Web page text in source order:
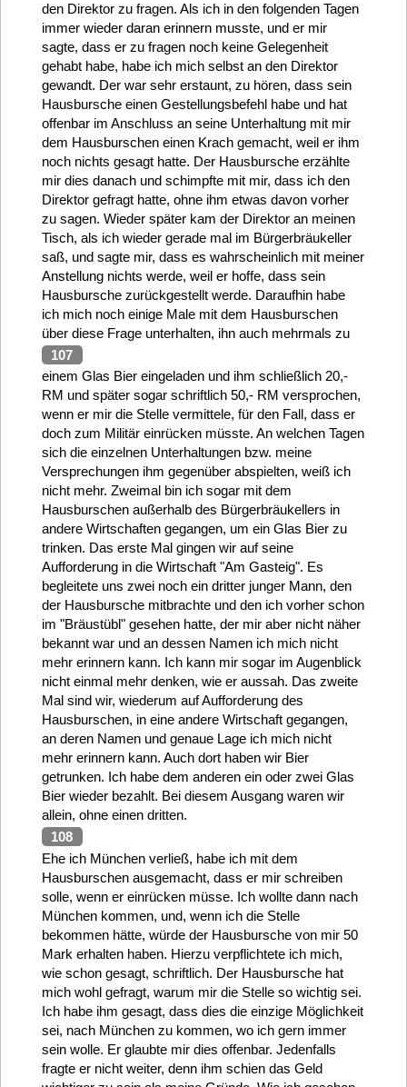
den Direktor zu fragen. Als ich in den folgenden Tagen
immer wieder daran erinnern musste, und er mir
sagte, dass er zu fragen noch keine Gelegenheit
gehabt habe, habe ich mich selbst an den Direktor
gewandt. Der war sehr erstaunt, zu hören, dass sein
Hausbursche einen Gestellungsbefehl habe und hat
offenbar im Anschluss an seine Unterhaltung mit mir
dem Hausburschen einen Krach gemacht, weil er ihm
noch nichts gesagt hatte. Der Hausbursche erzählte
mir dies danach und schimpfte mit mir, dass ich den
Direktor gefragt hatte, ohne ihm etwas davon vorher
zu sagen. Wieder später kam der Direktor an meinen
Tisch, als ich wieder gerade mal im Bürgerbräukeller
saß, und sagte mir, dass es wahrscheinlich mit meiner
Anstellung nichts werde, weil er hoffe, dass sein
Hausbursche zurückgestellt werde. Daraufhin habe
ich mich noch einige Male mit dem Hausburschen
über diese Frage unterhalten, ihn auch mehrmals zu
107
einem Glas Bier eingeladen und ihm schließlich 20,-
RM und später sogar schriftlich 50,- RM versprochen,
wenn er mir die Stelle vermittele, für den Fall, dass er
doch zum Militär einrücken müsste. An welchen Tagen
sich die einzelnen Unterhaltungen bzw. meine
Versprechungen ihm gegenüber abspielten, weiß ich
nicht mehr. Zweimal bin ich sogar mit dem
Hausburschen außerhalb des Bürgerbräukellers in
andere Wirtschaften gegangen, um ein Glas Bier zu
trinken. Das erste Mal gingen wir auf seine
Aufforderung in die Wirtschaft "Am Gasteig". Es
begleitete uns zwei noch ein dritter junger Mann, den
der Hausbursche mitbrachte und den ich vorher schon
im "Bräustübl" gesehen hatte, der mir aber nicht näher
bekannt war und an dessen Namen ich mich nicht
mehr erinnern kann. Ich kann mir sogar im Augenblick
nicht einmal mehr denken, wie er aussah. Das zweite
Mal sind wir, wiederum auf Aufforderung des
Hausburschen, in eine andere Wirtschaft gegangen,
an deren Namen und genaue Lage ich mich nicht
mehr erinnern kann. Auch dort haben wir Bier
getrunken. Ich habe dem anderen ein oder zwei Glas
Bier wieder bezahlt. Bei diesem Ausgang waren wir
allein, ohne einen dritten.
108
Ehe ich München verließ, habe ich mit dem
Hausburschen ausgemacht, dass er mir schreiben
solle, wenn er einrücken müsse. Ich wollte dann nach
München kommen, und, wenn ich die Stelle
bekommen hätte, würde der Hausbursche von mir 50
Mark erhalten haben. Hierzu verpflichtete ich mich,
wie schon gesagt, schriftlich. Der Hausbursche hat
mich wohl gefragt, warum mir die Stelle so wichtig sei.
Ich habe ihm gesagt, dass dies die einzige Möglichkeit
sei, nach München zu kommen, wo ich gern immer
sein wolle. Er glaubte mir dies offenbar. Jedenfalls
fragte er nicht weiter, denn ihm schien das Geld